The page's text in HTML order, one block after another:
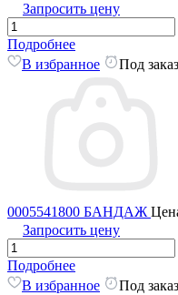
Запросить цену
Подробнее
В избранное
Под заказ
0005541800 БАНДАЖ
Запросить цену
Подробнее
В избранное
Под заказ